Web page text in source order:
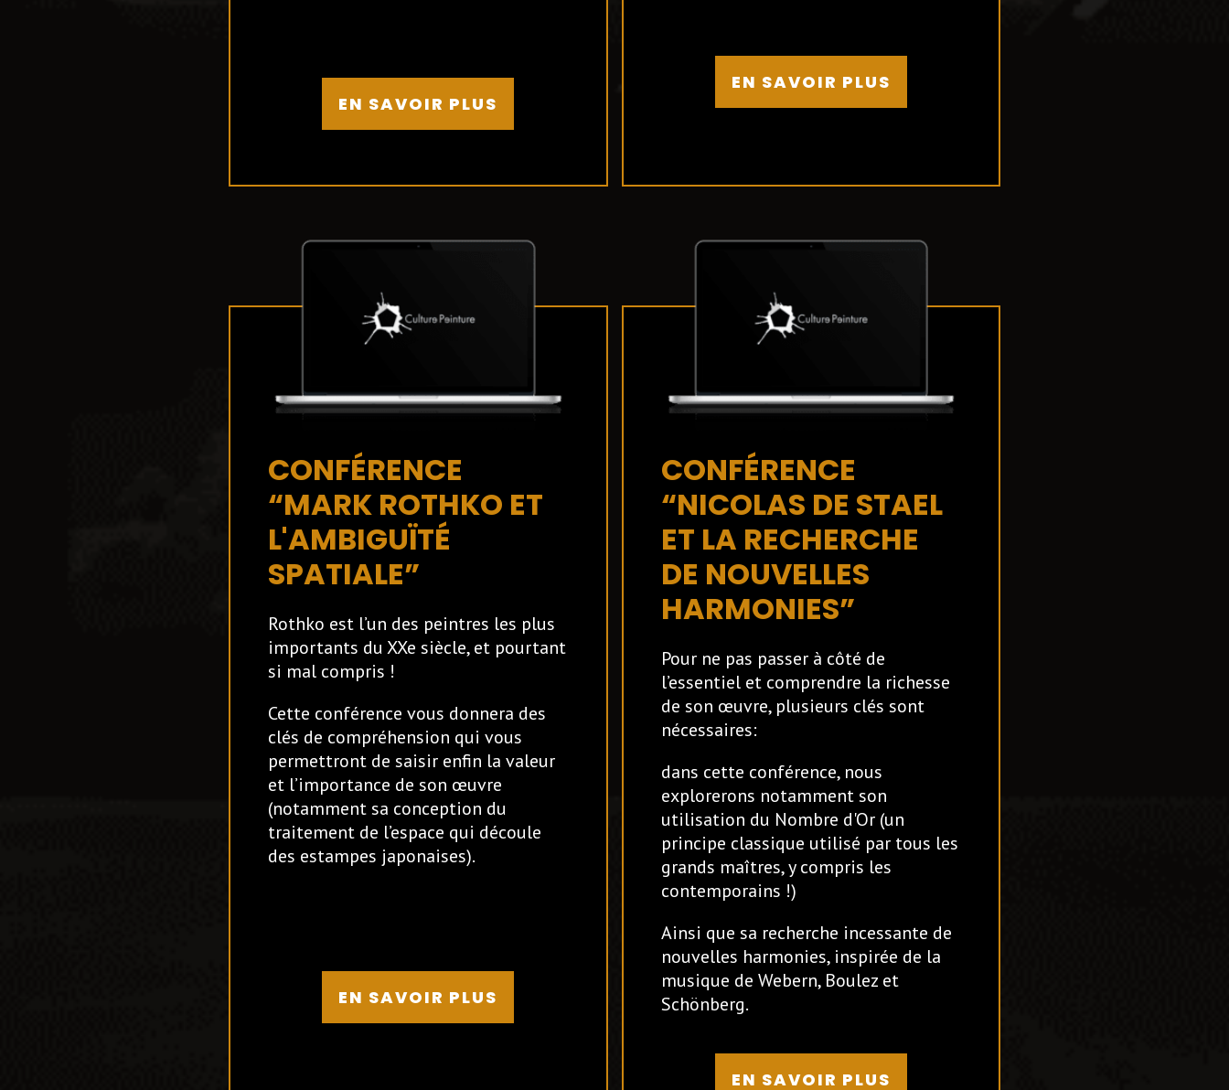
EN SAVOIR PLUS
EN SAVOIR PLUS
CONFÉRENCE
“MARK ROTHKO ET
L'AMBIGUÏTÉ
SPATIALE”
Rothko est l’un des peintres les plus
importants du XXe siècle, et pourtant
si mal compris !
Cette conférence vous donnera des
clés de compréhension qui vous
permettront de saisir enfin la valeur
et l’importance de son œuvre
(notamment sa conception du
traitement de l’espace qui découle
des estampes japonaises).
EN SAVOIR PLUS
CONFÉRENCE
“NICOLAS DE STAEL
ET LA RECHERCHE
DE NOUVELLES
HARMONIES”
Pour ne pas passer à côté de
l’essentiel et comprendre la richesse
de son œuvre, plusieurs clés sont
nécessaires:
dans cette conférence, nous
explorerons notamment son
utilisation du Nombre d'Or (un
principe classique utilisé par tous les
grands maîtres, y compris les
contemporains !)
Ainsi que sa recherche incessante de
nouvelles harmonies, inspirée de la
musique de Webern, Boulez et
Schönberg.
EN SAVOIR PLUS